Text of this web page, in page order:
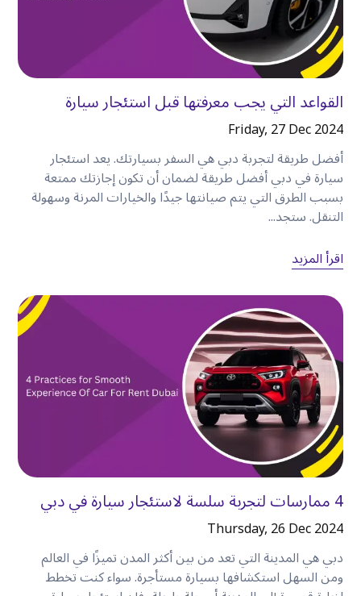
•المعدات الرياضية.
•المتعلقات الشخصية.
بدلاً من التنسيق بين عدة سيارات أجرة، يمكن للجميع
الاستمتاع بالرحلة معًا.
وفر الوقت كل يوم
الوقت ثمين، خاصةً إذا كنت تزور دبي لبضعة أيام فقط
تساعدك السيارة المستأجرة على تقليل:
•الانتظار لسيارات الأجرة.
•المشي بين وسائل النقل المختلفة.
•التأخيرات غير الضرورية في السفر.
وهذا يعني مزيدًا من الوقت للاستمتاع بدبي، ووقتًا أقل
في الوصول إلى الأماكن
خيار مثالي للمسافرين من رجال الأعمال
المقيمين فيالكرامة
تعد كرامة أيضًا موقعًا مناسبًا للمهنيين الذين يحضرون
اجتماعات في أنحاء دبي.
تسهل السيارة المستأجرة التنقل بين:
• بيزنس باي.
• مركز دبي المالي العالمي.
•مدينة دبي للرعاية الصحية.
•مركز دبي التجاري العالمي.
•القوز.
القواعد التي يجب معرفتها قبل استئجار سيارة
Friday, 27 Dec 2024
أفضل طريقة لتجربة دبي هي السفر بسيارتك. يعد استئجار
سيارة في دبي أفضل طريقة لضمان أن تكون إجازتك ممتعة
بسبب الطرق التي يتم صيانتها جيدًا والخيارات المرنة وسهولة
التنقل. ستجد...
اقرأ المزيد
4 ممارسات لتجربة سلسة لاستئجار سيارة في دبي
Thursday, 26 Dec 2024
دبي هي المدينة التي تعد من بين أكثر المدن تميزًا في العالم
ومن السهل استكشافها بسيارة مستأجرة. سواء كنت تخطط